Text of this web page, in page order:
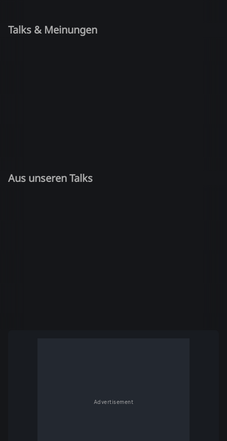
Talks & Meinungen
Aus unseren Talks
Advertisement